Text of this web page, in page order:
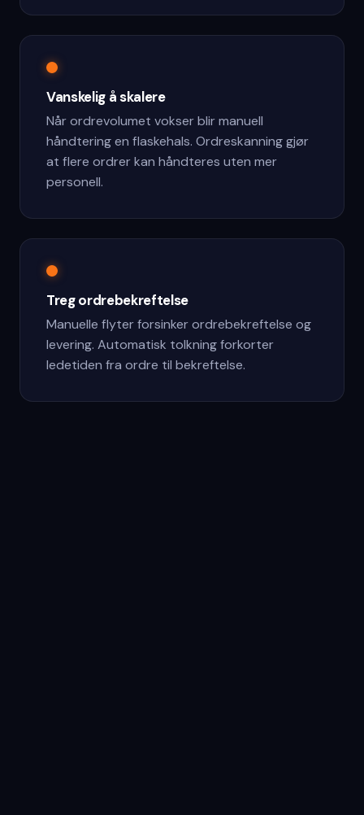
Vanskelig å skalere
Når ordrevolumet vokser blir manuell
håndtering en flaskehals. Ordreskanning gjør
at flere ordrer kan håndteres uten mer
personell.
Treg ordrebekreftelse
Manuelle flyter forsinker ordrebekreftelse og
levering. Automatisk tolkning forkorter
ledetiden fra ordre til bekreftelse.